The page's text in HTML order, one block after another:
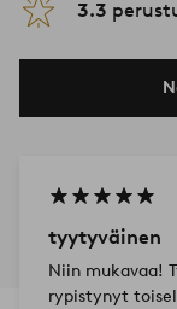
3.3
tyytyväinen
Niin mukavaa!
rypistynyt